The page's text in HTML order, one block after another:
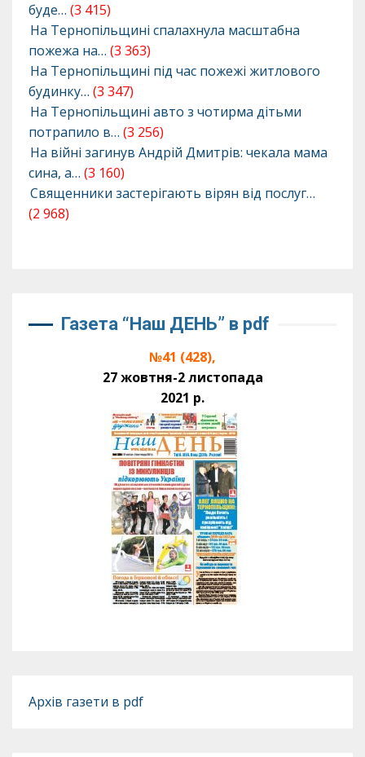
буде… (3 415)
На Тернопільщині спалахнула масштабна
пожежа на… (3 363)
На Тернопільщині під час пожежі житлового
будинку… (3 347)
На Тернопільщині авто з чотирма дітьми
потрапило в… (3 256)
На війні загинув Андрій Дмитрів: чекала мама
сина, а… (3 160)
Священники застерігають вірян від послуг…
(2 968)
Газета “Наш ДЕНЬ” в pdf
№41 (428),
27 жовтня-2 листопада
2021 р.
Архів газети в pdf